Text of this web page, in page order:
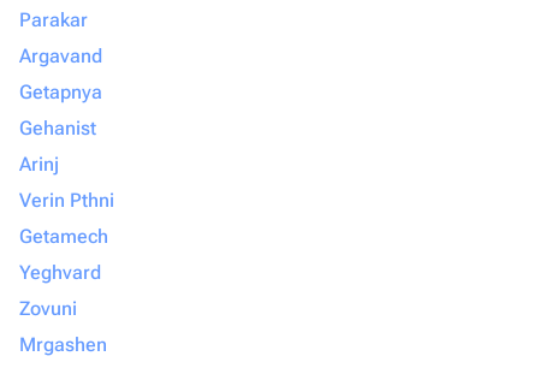
Parakar
Argavand
Getapnya
Gehanist
Arinj
Verin Pthni
Getamech
Yeghvard
Zovuni
Mrgashen